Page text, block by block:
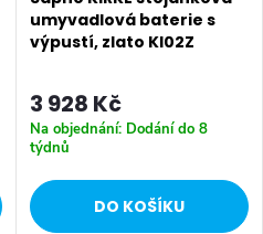
umyvadlová baterie s
výpustí, zlato KI02Z
3 928 Kč
Na objednání: Dodání do 8
týdnů
DO KOŠÍKU